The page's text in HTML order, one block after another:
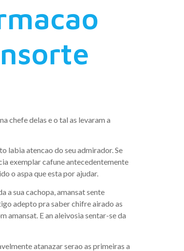
chefe delas e o tal as levaram a
labia atencao do seu admirador. Se
exemplar cafune antecedentemente
o aspa que esta por ajudar.
a sua cachopa, amansat sente
adepto pra saber chifre airado as
amansat. E an aleivosia sentar-se da
atanazar serao as primeiras a